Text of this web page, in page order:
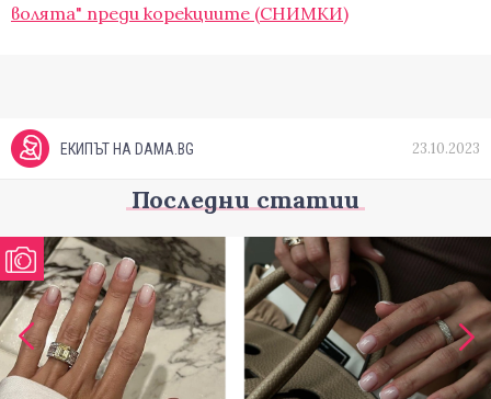
волята" преди корекциите (СНИМКИ)
ЕКИПЪТ НА DAMA.BG 23.10.2023
Последни статии